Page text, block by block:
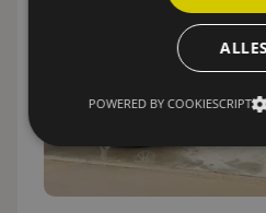
POWERED BY COOKIESCRIPT